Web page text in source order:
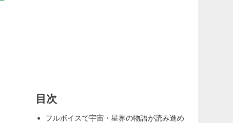
目次
フルボイスで宇宙・星界の物語が読み進め